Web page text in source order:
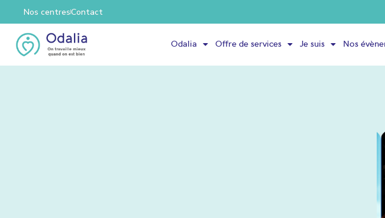
Nos centresContact
Odalia Offre de services Je suis Nos